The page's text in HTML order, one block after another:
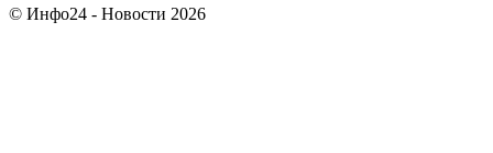
© Инфо24 - Новости 2026